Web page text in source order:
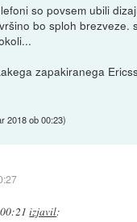
so povsem ubili
bo sploh brezveze.
zapakiranega
2018 ob 00:23)
izjavil: